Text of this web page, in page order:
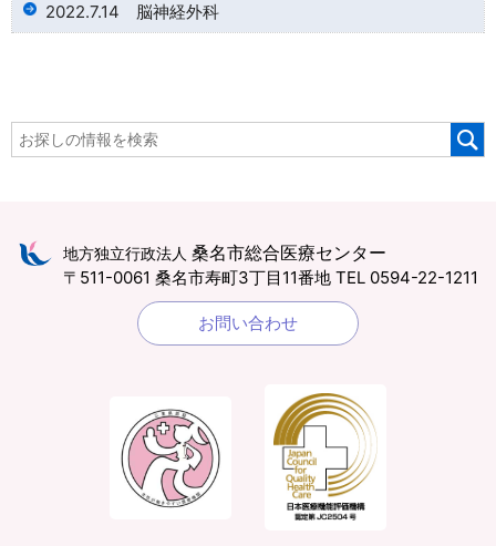
2022.7.14 脳神経外科
地方独立行政法人 桑名市総合医療センター
〒511-0061 桑名市寿町3丁目11番地 TEL 0594-22-1211
お問い合わせ